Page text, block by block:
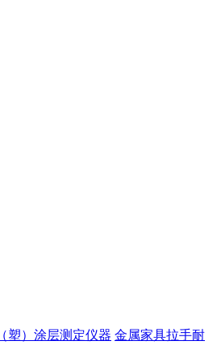
塑）涂层测定仪器 金属家具拉手耐